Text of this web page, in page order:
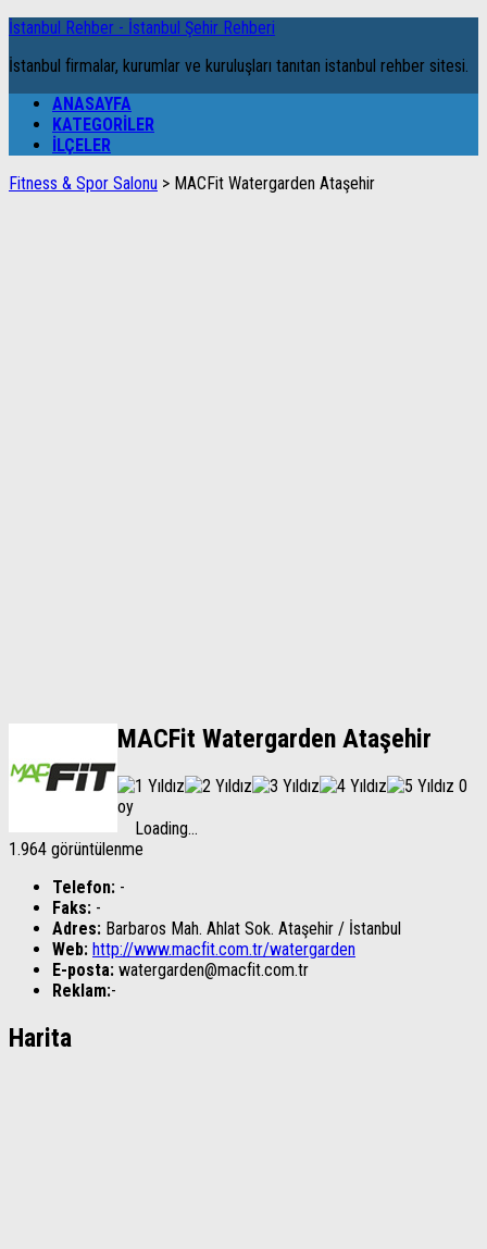
İstanbul Rehber - İstanbul Şehir Rehberi
İstanbul firmalar, kurumlar ve kuruluşları tanıtan istanbul rehber sitesi.
ANASAYFA
KATEGORILER
İLÇELER
Fitness & Spor Salonu > MACFit Watergarden Ataşehir
MACFit Watergarden Ataşehir
0
oy
Loading...
1.964 görüntülenme
Telefon: -
Faks: -
Adres: Barbaros Mah. Ahlat Sok. Ataşehir / İstanbul
Web: http://www.macfit.com.tr/watergarden
E-posta: watergarden@macfit.com.tr
Reklam:-
Harita